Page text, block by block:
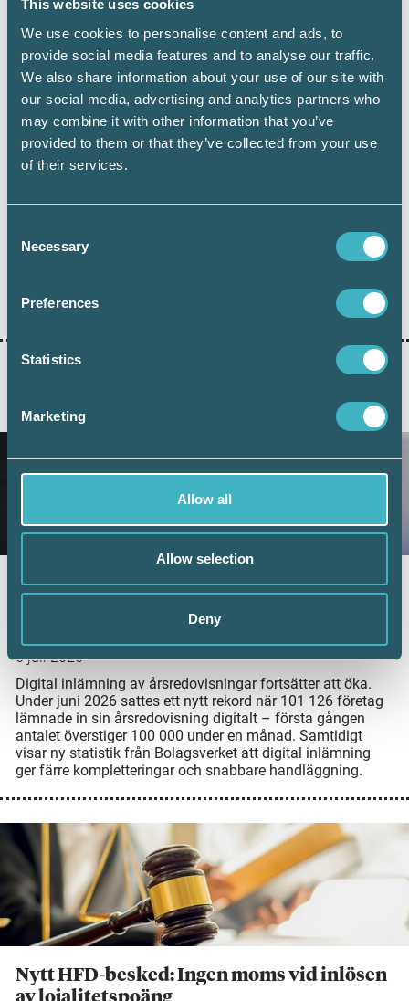
This website uses cookies
We use cookies to personalise content and ads, to
provide social media features and to analyse our traffic.
We also share information about your use of our site with
our social media, advertising and analytics partners who
may combine it with other information that you’ve
provided to them or that they’ve collected from your use
of their services.
Selection
Necessary
Preferences
Statistics
Marketing
Allow all
Allow selection
Deny
Anton Åkerman utgår från Srf konsulternas kontor i
på marknadsavdelningen, som är koncentrerad till Falun.
Foto: Reporter.se
Dela:
Fler företag väljer digital årsredovisning –
6 juli 2026
Digital inlämning av årsredovisningar fortsätter att öka.
Under juni 2026 sattes ett nytt rekord när 101 126 företag
lämnade in sin årsredovisning digitalt – första gången
antalet överstiger 100 000 under en månad. Samtidigt
visar ny statistik från Bolagsverket att digital inlämning
ger färre kompletteringar och snabbare handläggning.
Nytt HFD-besked: Ingen moms vid inlösen